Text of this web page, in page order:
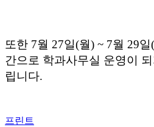
또한 7월 27일(월) ~ 7월 29일(
간으로 학과사무실 운영이
립니다.
프린트